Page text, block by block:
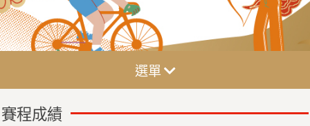
選單
賽程成績